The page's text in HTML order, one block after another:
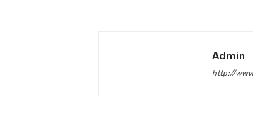
Admin
http://